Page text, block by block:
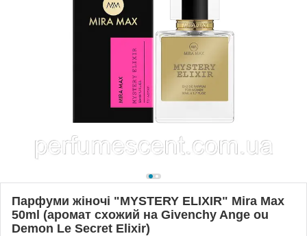
Парфуми жіночі "MYSTERY ELIXIR" Mira Max
50ml (аромат схожий на Givenchy Ange ou
Demon Le Secret Elixir)